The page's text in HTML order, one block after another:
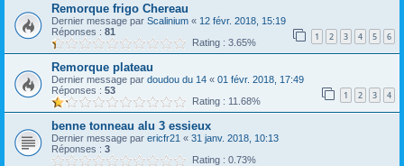
Remorque frigo Chereau
Dernier message par Scalinium « 12 févr. 2018, 15:19
Réponses : 81 1 2 3 4 5 6
Rating : 3.65%
Remorque plateau
Dernier message par doudou du 14 « 01 févr. 2018, 17:49
Réponses : 53 1 2 3 4
Rating : 11.68%
benne tonneau alu 3 essieux
Dernier message par ericfr21 « 31 janv. 2018, 10:13
Réponses : 3
Rating : 0.73%